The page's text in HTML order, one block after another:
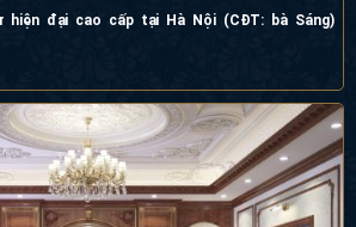
đại cao cấp tại Hà Nội (CĐT: bà Sáng)